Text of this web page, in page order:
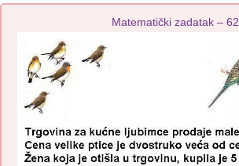
Matematički zadatak – 62.